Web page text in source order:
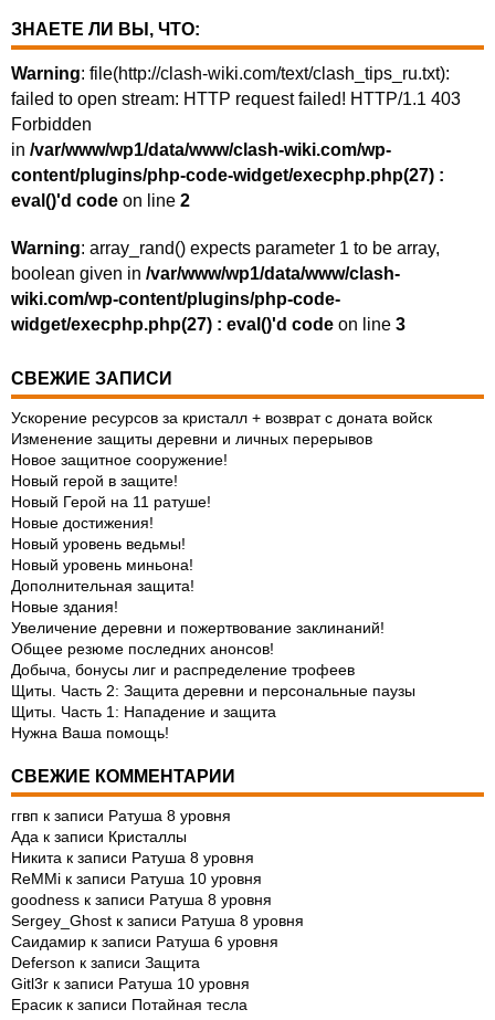
ЗНАЕТЕ ЛИ ВЫ, ЧТО:
Warning: file(http://clash-wiki.com/text/clash_tips_ru.txt):
failed to open stream: HTTP request failed! HTTP/1.1 403
Forbidden
in /var/www/wp1/data/www/clash-wiki.com/wp-
content/plugins/php-code-widget/execphp.php(27) :
eval()'d code on line 2
Warning: array_rand() expects parameter 1 to be array,
boolean given in /var/www/wp1/data/www/clash-
wiki.com/wp-content/plugins/php-code-
widget/execphp.php(27) : eval()'d code on line 3
СВЕЖИЕ ЗАПИСИ
Ускорение ресурсов за кристалл + возврат с доната войск
Изменение защиты деревни и личных перерывов
Новое защитное сооружение!
Новый герой в защите!
Новый Герой на 11 ратуше!
Новые достижения!
Новый уровень ведьмы!
Новый уровень миньона!
Дополнительная защита!
Новые здания!
Увеличение деревни и пожертвование заклинаний!
Общее резюме последних анонсов!
Добыча, бонусы лиг и распределение трофеев
Щиты. Часть 2: Защита деревни и персональные паузы
Щиты. Часть 1: Нападение и защита
Нужна Ваша помощь!
СВЕЖИЕ КОММЕНТАРИИ
ггвп к записи Ратуша 8 уровня
Ада к записи Кристаллы
Никита к записи Ратуша 8 уровня
ReMMi к записи Ратуша 10 уровня
goodness к записи Ратуша 8 уровня
Sergey_Ghost к записи Ратуша 8 уровня
Саидамир к записи Ратуша 6 уровня
Deferson к записи Защита
Gitl3r к записи Ратуша 10 уровня
Ерасик к записи Потайная тесла